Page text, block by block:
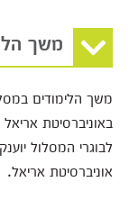
משך
משך הלימודים
באוניברסיטת
אוניברסיטת אריאל.